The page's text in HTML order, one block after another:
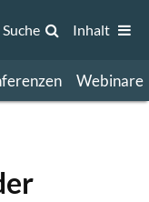
Webinare
Suche Inhalt